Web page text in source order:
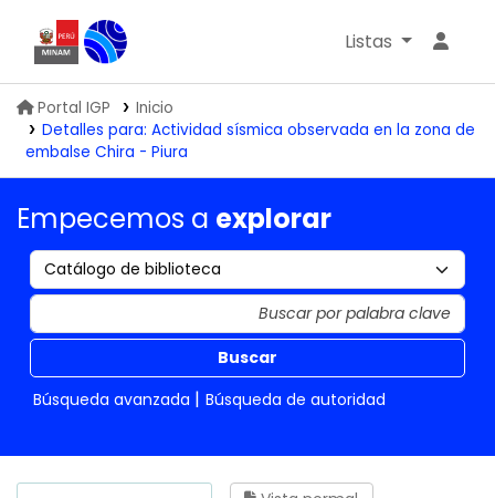
Biblioteca IGP
Listas
Portal IGP
Inicio
Detalles para: Actividad sísmica observada en la zona de
embalse Chira - Piura
Empecemos a explorar
Buscar
Búsqueda avanzada
Búsqueda de autoridad